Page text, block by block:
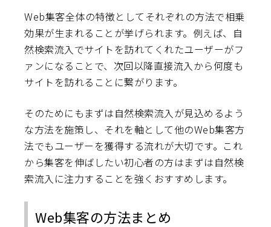
Web集客全体の特徴としてそれぞれの方法で相乗
効果が生まれることが挙げられます。例えば、自
然検索流入でサイトを訪れてくれたユーザーがフ
ァンになることで、次回以降直接流入から何度も
サイトを訪れることに繋がります。
そのためにもまずは自然検索流入が見込めるよう
な方法を施策し、それを軸として他のWeb集客方
法でもユーザーを獲得する流れが大切です。これ
から集客を伸ばしたい初心者の方はまずは自然検
索流入に注力することを強くおすすめします。
Web集客の方法まとめ